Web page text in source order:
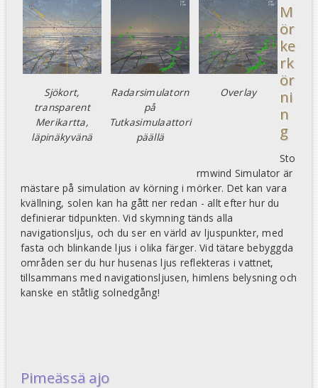
Sjökort,
transparent
Merikartta,
läpinäkyvänä
Radarsimulatorn
på
Tutkasimulaattori
päällä
Overlay
M
ör
ke
rk
ör
ni
n
g
Sto
rmwind Simulator är
mästare på simulation av körning i mörker. Det kan vara
kvällning, solen kan ha gått ner redan - allt efter hur du
definierar tidpunkten. Vid skymning tänds alla
navigationsljus, och du ser en värld av ljuspunkter, med
fasta och blinkande ljus i olika färger. Vid tätare bebyggda
områden ser du hur husenas ljus reflekteras i vattnet,
tillsammans med navigationsljusen, himlens belysning och
kanske en ståtlig solnedgång!
Pimeässä ajo